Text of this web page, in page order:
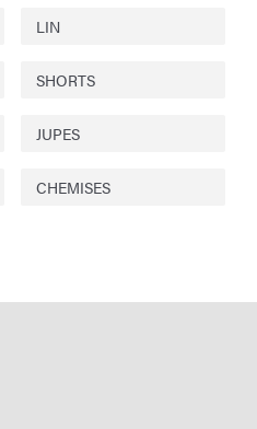
LIN
SHORTS
JUPES
CHEMISES